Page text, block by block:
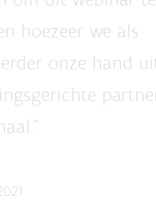
hoezeer we als
onze hand